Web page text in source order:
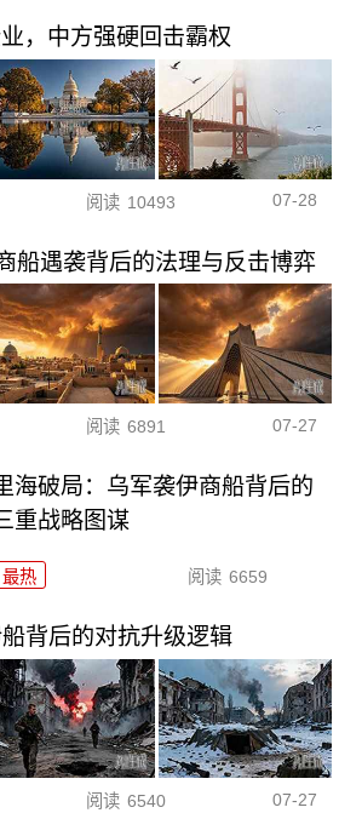
，中方强硬回击霸权
阅读 10493 07-28
船遇袭背后的法理与反击博弈
阅读 6891 07-27
海破局：乌军袭伊商船背后的
重战略图谋
最热 阅读 6659
背后的对抗升级逻辑
阅读 6540 07-27